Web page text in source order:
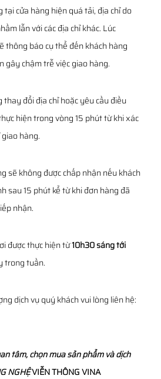
cửa hàng hiện quá tải, địa chỉ do
lẫn với các địa chỉ khác. Lúc
thông báo cụ thể đến khách hàng
gây chậm trễ việc giao hàng.
thay đổi địa chỉ hoặc yêu cầu điều
hiện trong vòng 15 phút từ khi xác
hàng.
sẽ không được chấp nhận nếu khách
sau 15 phút kể từ khi đơn hàng đã
nhận.
được thực hiện từ10h30 sáng tới
trong tuần.
dịch vụ quý khách vui lòng liên hệ:
tâm, chọn mua sản phẩm và dịch
NGHỆVIỄN THÔNGVINA